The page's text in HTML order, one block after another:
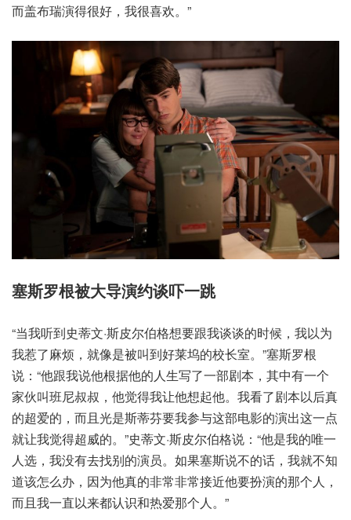
而盖布瑞演得很好，我很喜欢。”
塞斯罗根被大导演约谈吓一跳
“当我听到史蒂文·斯皮尔伯格想要跟我谈谈的时候，我以为
我惹了麻烦，就像是被叫到好莱坞的校长室。”塞斯罗根
说：“他跟我说他根据他的人生写了一部剧本，其中有一个
家伙叫班尼叔叔，他觉得我让他想起他。我看了剧本以后真
的超爱的，而且光是斯蒂芬要我参与这部电影的演出这一点
就让我觉得超威的。”史蒂文·斯皮尔伯格说：“他是我的唯一
人选，我没有去找别的演员。如果塞斯说不的话，我就不知
道该怎么办，因为他真的非常非常接近他要扮演的那个人，
而且我一直以来都认识和热爱那个人。”